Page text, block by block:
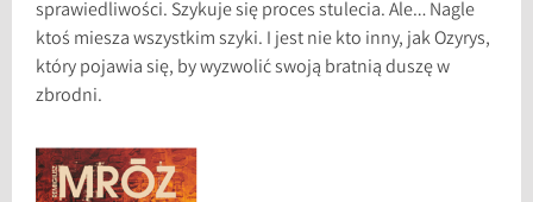
sprawiedliwości. Szykuje się proces stulecia. Ale… Nagle
ktoś miesza wszystkim szyki. I jest nie kto inny, jak Ozyrys,
który pojawia się, by wyzwolić swoją bratnią duszę w
zbrodni.